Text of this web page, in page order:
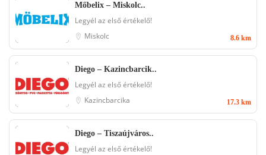
Mőbelix – Miskolc..
Legyél az első értékelő!
Miskolc
8.6 km
Diego – Kazincbarcik..
Legyél az első értékelő!
Kazincbarcika
17.3 km
Diego – Tiszaújváros..
Legyél az első értékelő!